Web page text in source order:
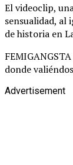
El videoclip,
sensualidad, al
de historia en
donde
Advertisement